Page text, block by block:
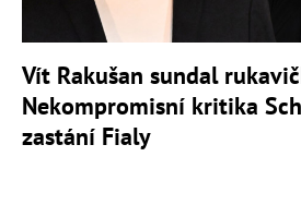
Vít Rakušan sundal
Nekompromisní kritika
zastání Fialy